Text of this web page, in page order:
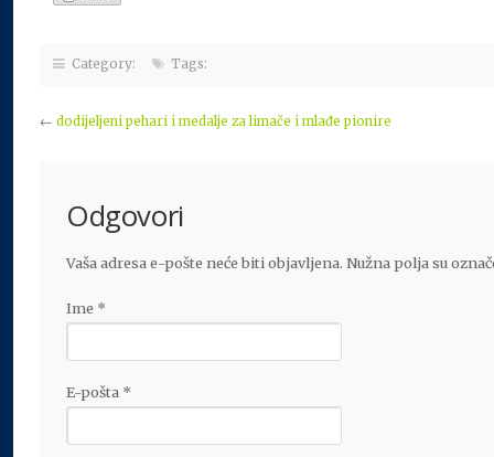
Category: Tags:
← dodijeljeni pehari i medalje za limače i mlađe pionire
Odgovori
Vaša adresa e-pošte neće biti objavljena. Nužna polja su
Ime *
E-pošta *